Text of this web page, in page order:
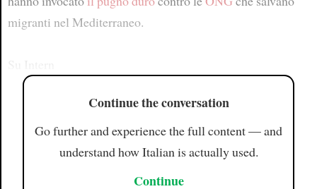
migranti nel Mediterraneo.
Continue the conversation
Go further and experience the full content — and
understand how Italian is actually used.
Continue